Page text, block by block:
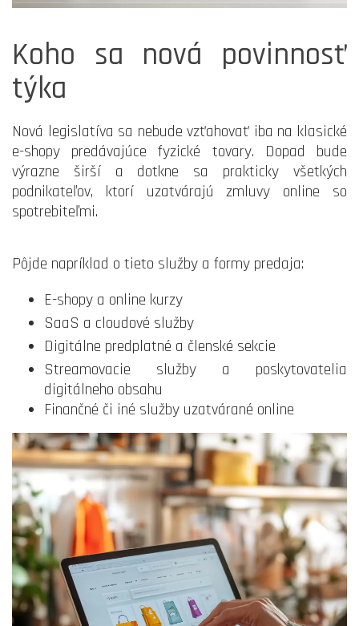
Koho sa nová povinnosť
týka
Nová legislatíva sa nebude vzťahovať iba na klasické
e-shopy predávajúce fyzické tovary. Dopad bude
výrazne širší a dotkne sa prakticky všetkých
podnikateľov, ktorí uzatvárajú zmluvy online so
spotrebiteľmi.
Pôjde napríklad o tieto služby a formy predaja:
E-shopy a online kurzy
SaaS a cloudové služby
Digitálne predplatné a členské sekcie
Streamovacie služby a poskytovatelia
digitálneho obsahu
Finančné či iné služby uzatvárané online